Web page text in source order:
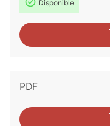
Disponible
PDF